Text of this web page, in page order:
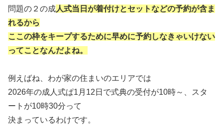
問題の２の成人式当日が着付けとセットなどの予約が含ま
れるから
ここの枠をキープするために早めに予約しなきゃいけない
ってことなんだよね。
例えばね、わが家の住まいのエリアでは
2026年の成人式ぱ1月12日で式典の受付が10時～、スタ
ートが10時30分って
決まっているわけです。